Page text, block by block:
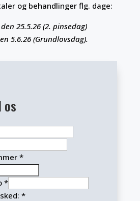
og behandlinger flg. dage:
25.5.26 (2. pinsedag)
5.6.26 (Grundlovsdag).
*
*
*